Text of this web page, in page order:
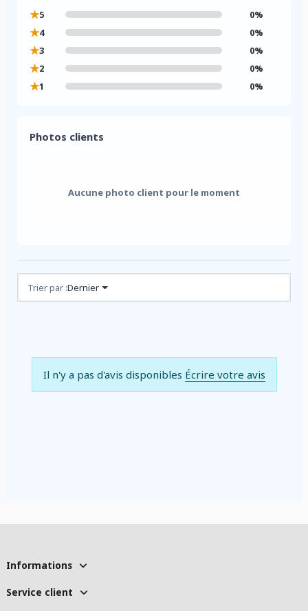
★5 0%
★4 0%
★3 0%
★2 0%
★1 0%
Photos clients
Aucune photo client pour le moment
Avis (0)
Trier par :Dernier
Il n'y a pas d'avis disponibles Écrire votre avis
Informations
Service client